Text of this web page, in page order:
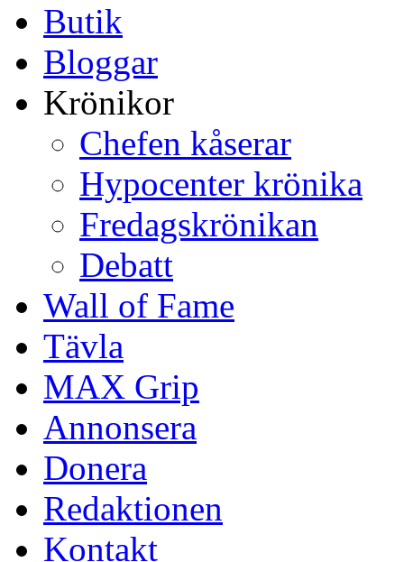
Butik
Bloggar
Krönikor
Chefen kåserar
Hypocenter krönika
Fredagskrönikan
Debatt
Wall of Fame
Tävla
MAX Grip
Annonsera
Donera
Redaktionen
Kontakt